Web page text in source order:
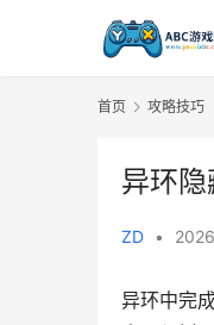
首页 攻略技巧
异环
ZD •
异环中完